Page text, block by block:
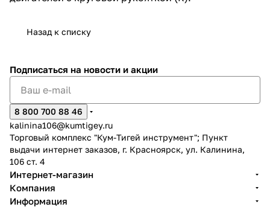
Назад к списку
Подписаться на новости и акции
8 800 700 88 46
kalinina106@kumtigey.ru
Торговый комплекс "Кум-Тигей инструмент"; Пункт
выдачи интернет заказов, г. Красноярск, ул. Калинина,
106 ст. 4
Интернет-магазин
Компания
Информация